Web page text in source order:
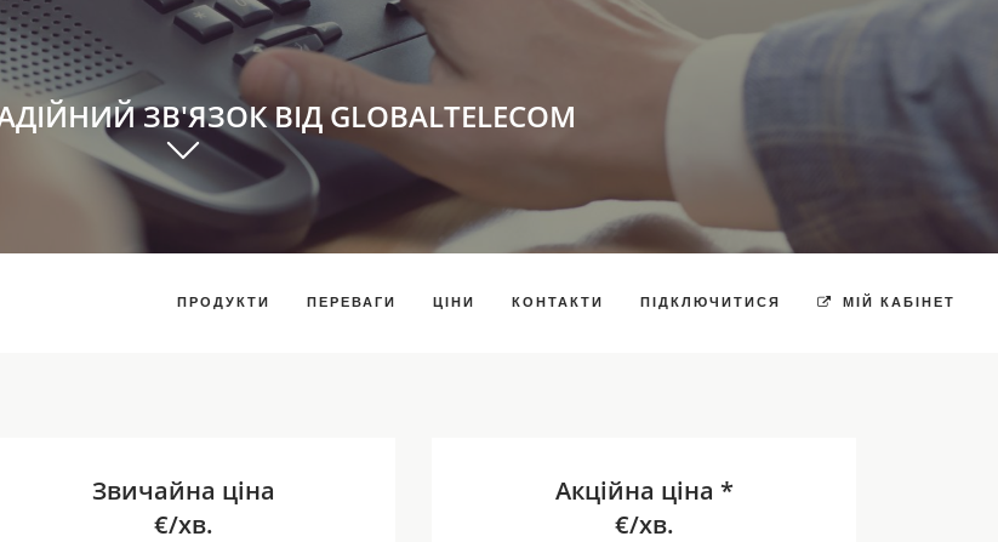
ЗВ'ЯЗОК ВІД GLOBALTELECOM
ПРОДУКТИ ПЕРЕВАГИ ЦІНИ КОНТАКТИ ПІДКЛЮЧИТИСЯ МІЙ КАБІНЕТ
Звичайна ціна
€/хв.
Акційна ціна *
€/хв.